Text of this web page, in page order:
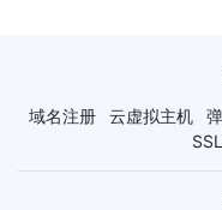
域名注册 云虚拟主机